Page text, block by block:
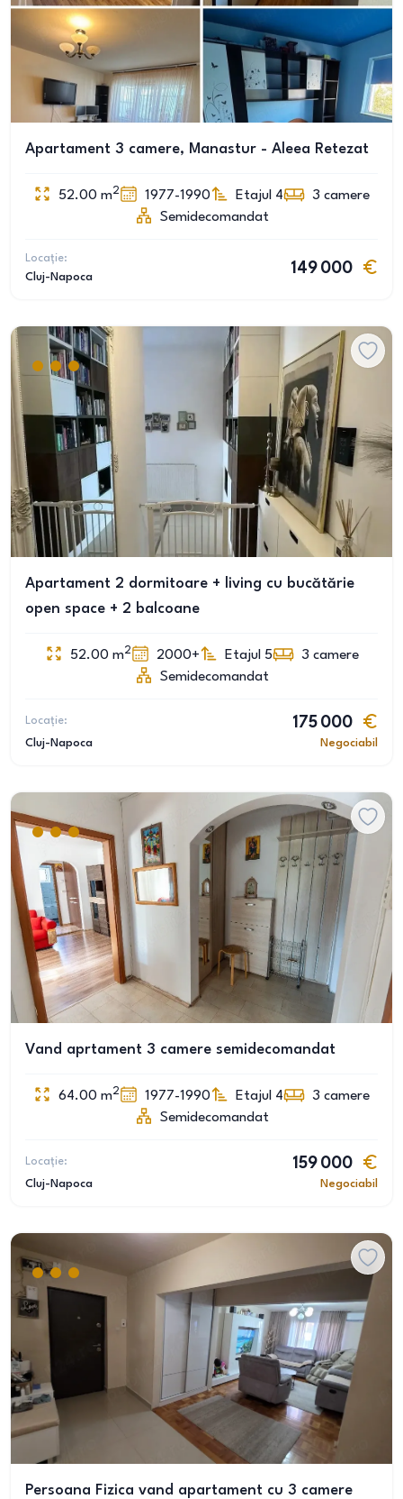
Apartament 3 camere, Manastur - Aleea Retezat
52.00 m2 1977-1990 Etajul 4 3 camere
Semidecomandat
Locație:
Cluj-Napoca
149 000
Apartament 2 dormitoare + living cu bucătărie
open space + 2 balcoane
52.00 m2 2000+ Etajul 5 3 camere
Semidecomandat
Locație:
Cluj-Napoca
175 000
Negociabil
Vand aprtament 3 camere semidecomandat
64.00 m2 1977-1990 Etajul 4 3 camere
Semidecomandat
Locație:
Cluj-Napoca
159 000
Negociabil
Persoana Fizica vand apartament cu 3 camere